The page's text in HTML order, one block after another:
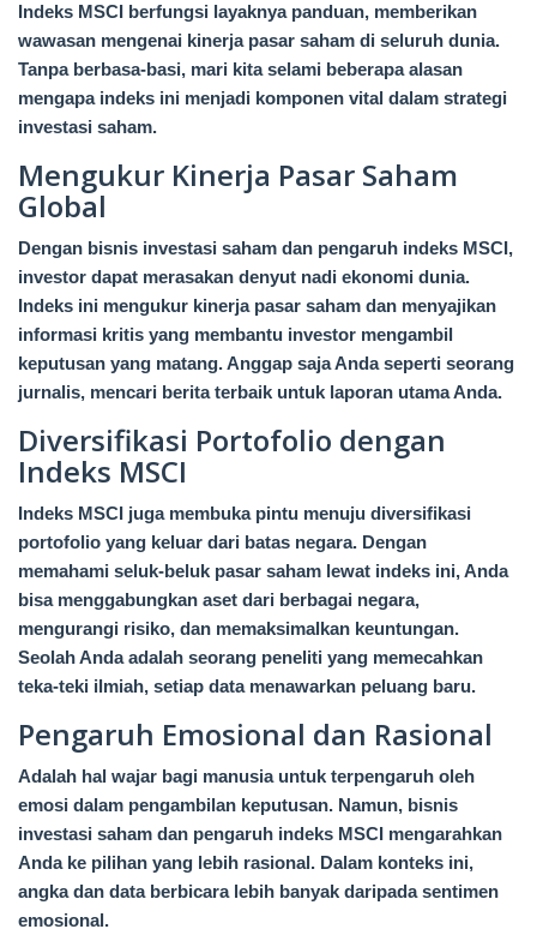
Indeks MSCI berfungsi layaknya panduan, memberikan
wawasan mengenai kinerja pasar saham di seluruh dunia.
Tanpa berbasa-basi, mari kita selami beberapa alasan
mengapa indeks ini menjadi komponen vital dalam strategi
investasi saham.
Mengukur Kinerja Pasar Saham
Global
Dengan bisnis investasi saham dan pengaruh indeks MSCI,
investor dapat merasakan denyut nadi ekonomi dunia.
Indeks ini mengukur kinerja pasar saham dan menyajikan
informasi kritis yang membantu investor mengambil
keputusan yang matang. Anggap saja Anda seperti seorang
jurnalis, mencari berita terbaik untuk laporan utama Anda.
Diversifikasi Portofolio dengan
Indeks MSCI
Indeks MSCI juga membuka pintu menuju diversifikasi
portofolio yang keluar dari batas negara. Dengan
memahami seluk-beluk pasar saham lewat indeks ini, Anda
bisa menggabungkan aset dari berbagai negara,
mengurangi risiko, dan memaksimalkan keuntungan.
Seolah Anda adalah seorang peneliti yang memecahkan
teka-teki ilmiah, setiap data menawarkan peluang baru.
Pengaruh Emosional dan Rasional
Adalah hal wajar bagi manusia untuk terpengaruh oleh
emosi dalam pengambilan keputusan. Namun, bisnis
investasi saham dan pengaruh indeks MSCI mengarahkan
Anda ke pilihan yang lebih rasional. Dalam konteks ini,
angka dan data berbicara lebih banyak daripada sentimen
emosional.